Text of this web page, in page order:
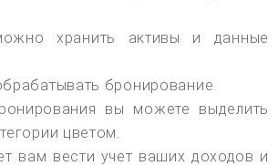
хранить активы и данные
бронирование.
вы можете выделить
цветом.
вам вести учет ваших доходов и